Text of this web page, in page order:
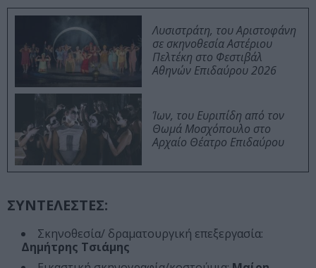
Λυσιστράτη, του Αριστοφάνη
σε σκηνοθεσία Αστέριου
Πελτέκη στο Φεστιβάλ
Αθηνών Επιδαύρου 2026
Ίων, του Ευριπίδη από τον
Θωμά Μοσχόπουλο στο
Αρχαίο Θέατρο Επιδαύρου
ΣΥΝΤΕΛΕΣΤΕΣ:
Σκηνοθεσία/ δραματουργική επεξεργασία:
Δημήτρης Τσιάμης